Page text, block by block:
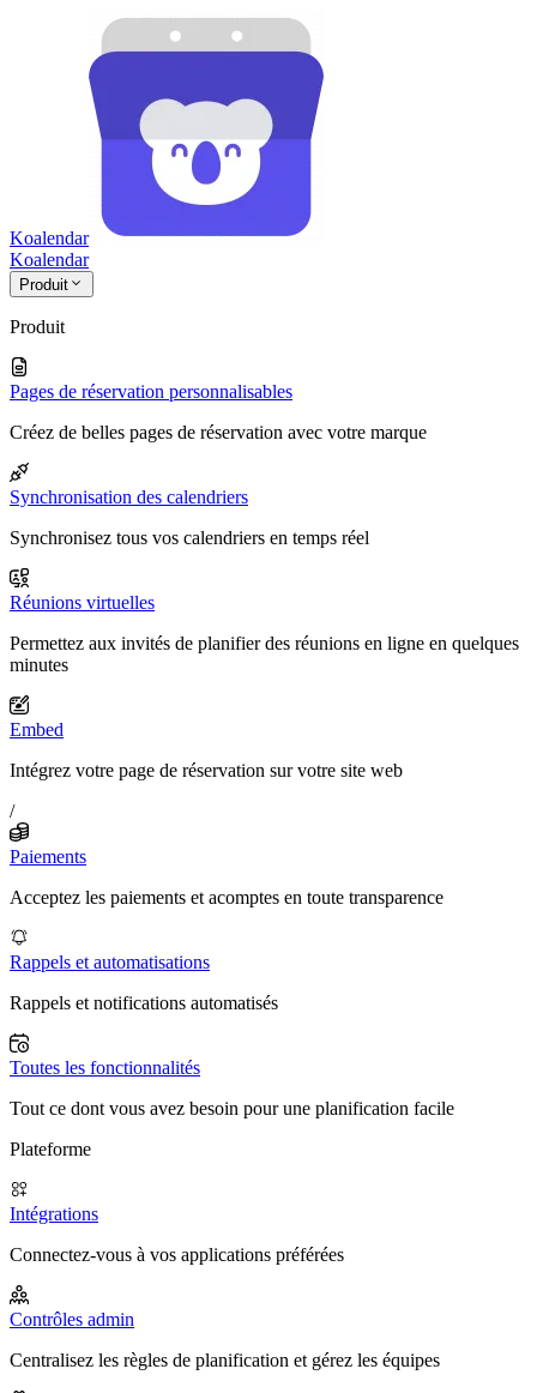
Koalendar
Koalendar
Produit
Produit
Pages de réservation personnalisables
Créez de belles pages de réservation avec votre marque
Synchronisation des calendriers
Synchronisez tous vos calendriers en temps réel
Réunions virtuelles
Permettez aux invités de planifier des réunions en ligne en quelques
minutes
Embed
Intégrez votre page de réservation sur votre site web
/
Paiements
Acceptez les paiements et acomptes en toute transparence
Rappels et automatisations
Rappels et notifications automatisés
Toutes les fonctionnalités
Tout ce dont vous avez besoin pour une planification facile
Plateforme
Intégrations
Connectez-vous à vos applications préférées
Contrôles admin
Centralisez les règles de planification et gérez les équipes